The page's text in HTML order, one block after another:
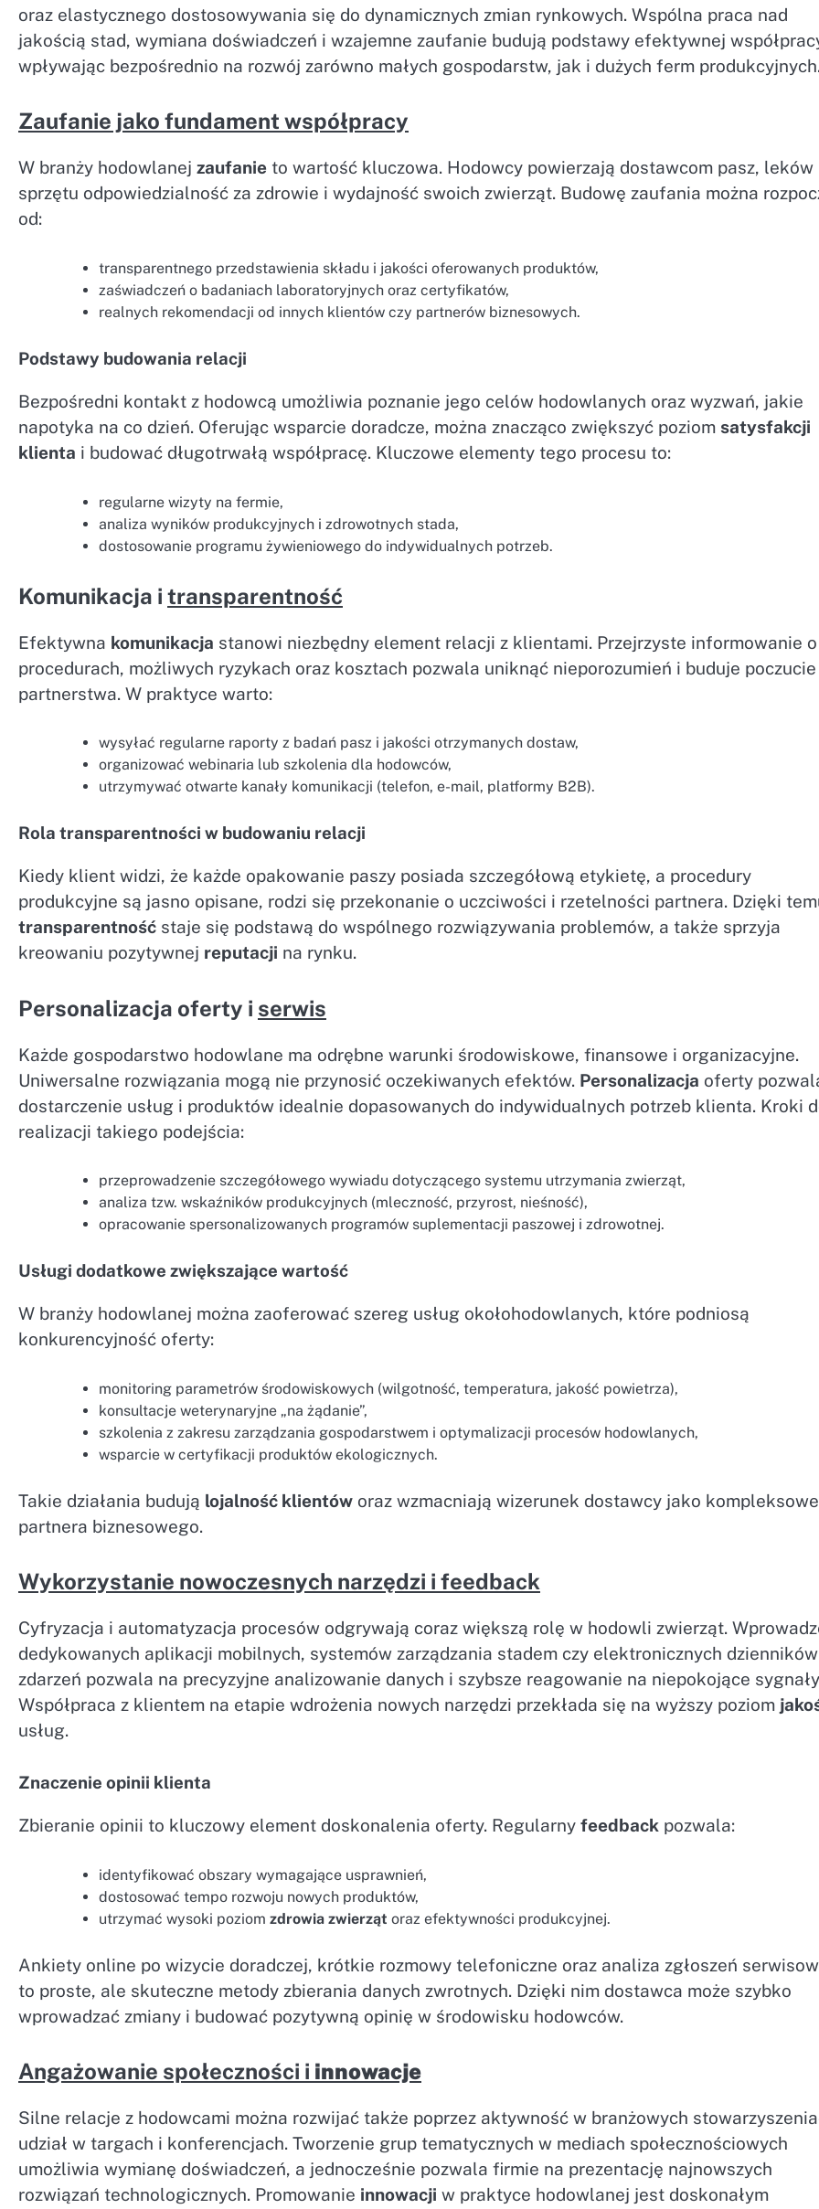
oraz elastycznego dostosowywania się do dynamicznych zmian rynkowych. Wspólna praca nad
jakością stad, wymiana doświadczeń i wzajemne zaufanie budują podstawy efektywnej
wpływając bezpośrednio na rozwój zarówno małych gospodarstw, jak i dużych ferm
Zaufanie jako fundament współpracy
W branży hodowlanej zaufanie to wartość kluczowa. Hodowcy powierzają dostawcom pasz, leków
sprzętu odpowiedzialność za zdrowie i wydajność swoich zwierząt. Budowę zaufania można
od:
transparentnego przedstawienia składu i jakości oferowanych produktów,
zaświadczeń o badaniach laboratoryjnych oraz certyfikatów,
realnych rekomendacji od innych klientów czy partnerów biznesowych.
Podstawy budowania relacji
Bezpośredni kontakt z hodowcą umożliwia poznanie jego celów hodowlanych oraz wyzwań, jakie
napotyka na co dzień. Oferując wsparcie doradcze, można znacząco zwiększyć poziom satysfakcji
klienta i budować długotrwałą współpracę. Kluczowe elementy tego procesu to:
regularne wizyty na fermie,
analiza wyników produkcyjnych i zdrowotnych stada,
dostosowanie programu żywieniowego do indywidualnych potrzeb.
Komunikacja i transparentność
Efektywna komunikacja stanowi niezbędny element relacji z klientami. Przejrzyste informowanie o
procedurach, możliwych ryzykach oraz kosztach pozwala uniknąć nieporozumień i buduje poczucie
partnerstwa. W praktyce warto:
wysyłać regularne raporty z badań pasz i jakości otrzymanych dostaw,
organizować webinaria lub szkolenia dla hodowców,
utrzymywać otwarte kanały komunikacji (telefon, e-mail, platformy B2B).
Rola transparentności w budowaniu relacji
Kiedy klient widzi, że każde opakowanie paszy posiada szczegółową etykietę, a procedury
produkcyjne są jasno opisane, rodzi się przekonanie o uczciwości i rzetelności partnera. Dzięki
transparentność staje się podstawą do wspólnego rozwiązywania problemów, a także sprzyja
kreowaniu pozytywnej reputacji na rynku.
Personalizacja oferty i serwis
Każde gospodarstwo hodowlane ma odrębne warunki środowiskowe, finansowe i organizacyjne.
Uniwersalne rozwiązania mogą nie przynosić oczekiwanych efektów. Personalizacja oferty
dostarczenie usług i produktów idealnie dopasowanych do indywidualnych potrzeb klienta. Kroki
realizacji takiego podejścia:
przeprowadzenie szczegółowego wywiadu dotyczącego systemu utrzymania zwierząt,
analiza tzw. wskaźników produkcyjnych (mleczność, przyrost, nieśność),
opracowanie spersonalizowanych programów suplementacji paszowej i zdrowotnej.
Usługi dodatkowe zwiększające wartość
W branży hodowlanej można zaoferować szereg usług okołohodowlanych, które podniosą
konkurencyjność oferty:
monitoring parametrów środowiskowych (wilgotność, temperatura, jakość powietrza),
konsultacje weterynaryjne „na żądanie”,
szkolenia z zakresu zarządzania gospodarstwem i optymalizacji procesów hodowlanych,
wsparcie w certyfikacji produktów ekologicznych.
Takie działania budują lojalność klientów oraz wzmacniają wizerunek dostawcy jako
partnera biznesowego.
Wykorzystanie nowoczesnych narzędzi i feedback
Cyfryzacja i automatyzacja procesów odgrywają coraz większą rolę w hodowli zwierząt.
dedykowanych aplikacji mobilnych, systemów zarządzania stadem czy elektronicznych dzienników
zdarzeń pozwala na precyzyjne analizowanie danych i szybsze reagowanie na niepokojące
Współpraca z klientem na etapie wdrożenia nowych narzędzi przekłada się na wyższy poziom
usług.
Znaczenie opinii klienta
Zbieranie opinii to kluczowy element doskonalenia oferty. Regularny feedback pozwala:
identyfikować obszary wymagające usprawnień,
dostosować tempo rozwoju nowych produktów,
utrzymać wysoki poziom zdrowia zwierząt oraz efektywności produkcyjnej.
Ankiety online po wizycie doradczej, krótkie rozmowy telefoniczne oraz analiza zgłoszeń
to proste, ale skuteczne metody zbierania danych zwrotnych. Dzięki nim dostawca może szybko
wprowadzać zmiany i budować pozytywną opinię w środowisku hodowców.
Angażowanie społeczności i innowacje
Silne relacje z hodowcami można rozwijać także poprzez aktywność w branżowych
udział w targach i konferencjach. Tworzenie grup tematycznych w mediach społecznościowych
umożliwia wymianę doświadczeń, a jednocześnie pozwala firmie na prezentację najnowszych
rozwiązań technologicznych. Promowanie innowacji w praktyce hodowlanej jest doskonałym